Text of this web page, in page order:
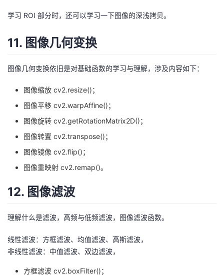
学习 ROI 部分时，还可以学习一下图像的深浅拷贝。
11. 图像几何变换
图像几何变换依旧是对基础函数的学习与理解，涉及内容如下：
图像缩放 cv2.resize()；
图像平移 cv2.warpAffine()；
图像旋转 cv2.getRotationMatrix2D()；
图像转置 cv2.transpose()；
图像镜像 cv2.flip()；
图像重映射 cv2.remap()。
12. 图像滤波
理解什么是滤波，高频与低频滤波，图像滤波函数。
线性滤波：方框滤波、均值滤波、高斯滤波，
非线性滤波：中值滤波、双边滤波，
方框滤波 cv2.boxFilter()；